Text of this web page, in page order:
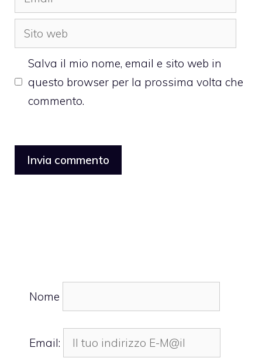
Sito
web
Salva il mio nome, email e sito web in
questo browser per la prossima volta che
commento.
Nome
Email: